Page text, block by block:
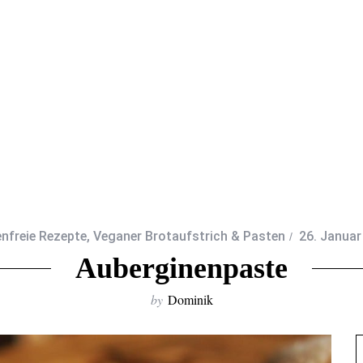
Rezepte, Veganer Brotaufstrich & Pasten 26.
Auberginenpaste
by Dominik